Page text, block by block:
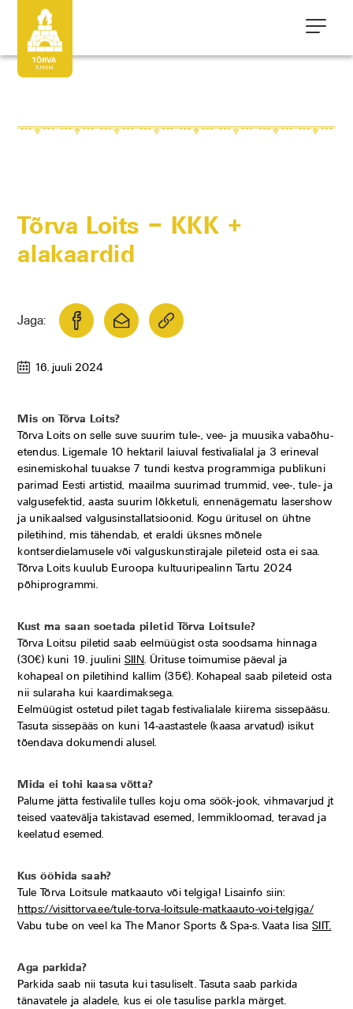
Tõrva Loits – KKK +
alakaardid
Jaga:
16. juuli 2024
Mis on Tõrva Loits?
Tõrva Loits on selle suve suurim tule-, vee- ja muusika vabaõhu-
etendus. Ligemale 10 hektaril laiuval festivalialal ja 3 erineval
esinemiskohal tuuakse 7 tundi kestva programmiga publikuni
parimad Eesti artistid, maailma suurimad trummid, vee-, tule- ja
valgusefektid, aasta suurim lõkketuli, ennenägematu lasershow
ja unikaalsed valgusinstallatsioonid. Kogu üritusel on ühtne
piletihind, mis tähendab, et eraldi üksnes mõnele
kontserdielamusele või valguskunstirajale pileteid osta ei saa.
Tõrva Loits kuulub Euroopa kultuuripealinn Tartu 2024
põhiprogrammi.
Kust ma saan soetada piletid Tõrva Loitsule?
Tõrva Loitsu piletid saab eelmüügist osta soodsama hinnaga
(30€) kuni 19. juulini SIIN . Ürituse toimumise päeval ja
kohapeal on piletihind kallim (35€). Kohapeal saab pileteid osta
nii sularaha kui kaardimaksega.
Eelmüügist ostetud pilet tagab festivalialale kiirema sissepääsu.
Tasuta sissepääs on kuni 14-aastastele (kaasa arvatud) isikut
tõendava dokumendi alusel.
Mida ei tohi kaasa võtta?
Palume jätta festivalile tulles koju oma söök-jook, vihmavarjud jt
teised vaatevälja takistavad esemed, lemmikloomad, teravad ja
keelatud esemed.
Kus ööbida saab?
Tule Tõrva Loitsule matkaauto või telgiga! Lisainfo siin:
https://visittorva.ee/tule-torva-loitsule-matkaauto-voi-telgiga/
Vabu tube on veel ka The Manor Sports & Spa-s. Vaata lisa SIIT.
Aga parkida?
Parkida saab nii tasuta kui tasuliselt. Tasuta saab parkida
tänavatele ja aladele, kus ei ole tasulise parkla märget.